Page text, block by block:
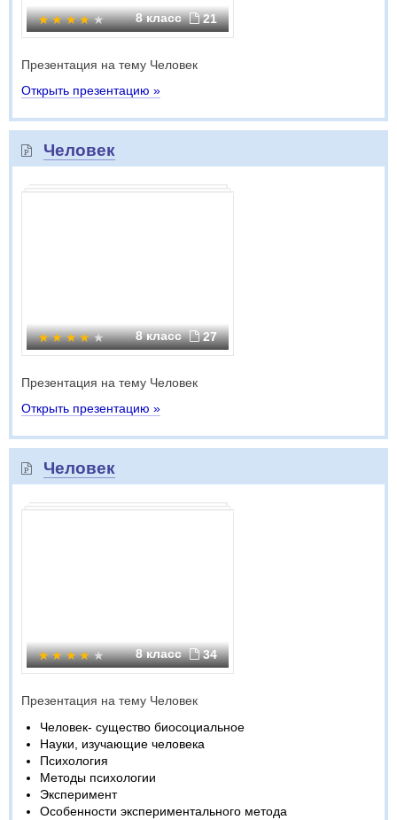
8 класс 21
Презентация на тему Человек
Открыть презентацию »
Человек
8 класс 27
Презентация на тему Человек
Открыть презентацию »
Человек
8 класс 34
Презентация на тему Человек
Человек- существо биосоциальное
Науки, изучающие человека
Психология
Методы психологии
Эксперимент
Особенности экспериментального метода